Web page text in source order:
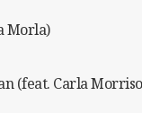
Morla)
(feat. Carla